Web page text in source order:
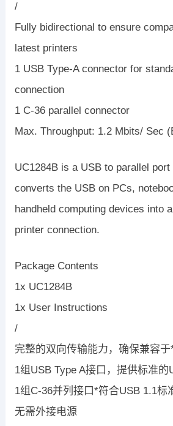
/
Fully bidirectional to ensure
latest printers
1 USB Type-A connector for
connection
1 C-36 parallel connector
Max. Throughput: 1.2 Mbits/ Sec
UC1284B is a USB to parallel
converts the USB on PCs,
handheld computing devices into
printer connection.
Package Contents
1x UC1284B
1x User Instructions
/
完整的双向传输能力，确保兼容
1组USB Type A接口，提供标准的
1组C-36并列接口*符合USB 1.1标
无需外接电源